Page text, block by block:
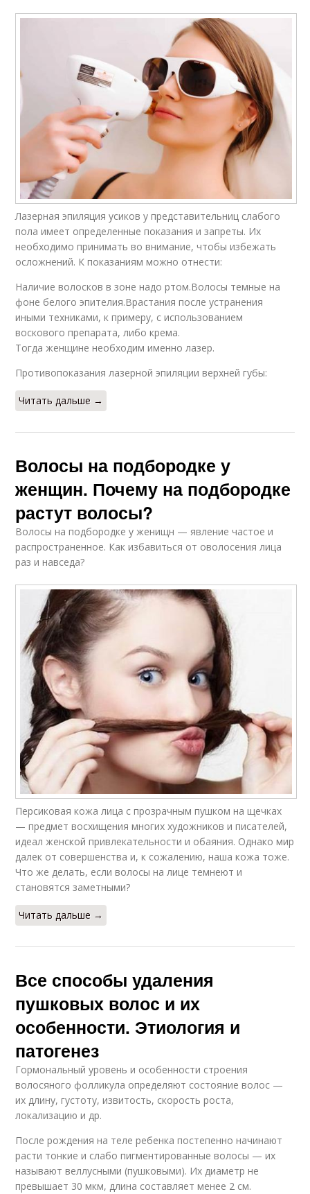
Лазерная эпиляция усиков у представительниц слабого
пола имеет определенные показания и запреты. Их
необходимо принимать во внимание, чтобы избежать
осложнений. К показаниям можно отнести:
Наличие волосков в зоне надо ртом.Волосы темные на
фоне белого эпителия.Врастания после устранения
иными техниками, к примеру, с использованием
воскового препарата, либо крема.
Тогда женщине необходим именно лазер.
Противопоказания лазерной эпиляции верхней губы:
Читать дальше →
Волосы на подбородке у
женщин. Почему на подбородке
растут волосы?
Волосы на подбородке у женищн — явление частое и
распространенное. Как избавиться от оволосения лица
раз и навседа?
Персиковая кожа лица с прозрачным пушком на щечках
— предмет восхищения многих художников и писателей,
идеал женской привлекательности и обаяния. Однако мир
далек от совершенства и, к сожалению, наша кожа тоже.
Что же делать, если волосы на лице темнеют и
становятся заметными?
Читать дальше →
Все способы удаления
пушковых волос и их
особенности. Этиология и
патогенез
Гормональный уровень и особенности строения
волосяного фолликула определяют состояние волос —
их длину, густоту, извитость, скорость роста,
локализацию и др.
После рождения на теле ребенка постепенно начинают
расти тонкие и слабо пигментированные волосы — их
называют веллусными (пушковыми). Их диаметр не
превышает 30 мкм, длина составляет менее 2 см.